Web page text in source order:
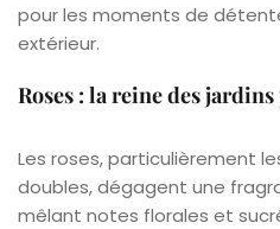
pour les moments de
extérieur.
Roses : la reine des
Les roses, particulièrement
doubles, dégagent une
mêlant notes florales et